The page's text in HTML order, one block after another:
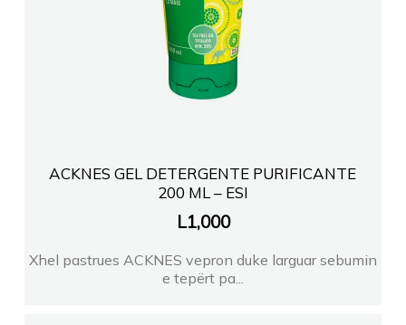
ACKNES GEL DETERGENTE PURIFICANTE
200 ML – ESI
L1,000
Xhel pastrues ACKNES vepron duke larguar sebumin
e tepërt pa...